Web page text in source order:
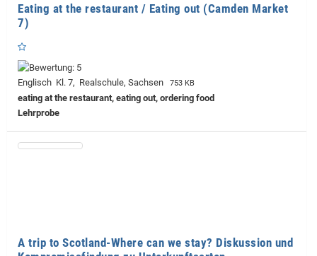
Eating at the restaurant / Eating out (Camden Market
7)
Englisch Kl. 7, Realschule, Sachsen 753 KB
eating at the restaurant, eating out, ordering food
Lehrprobe
A trip to Scotland-Where can we stay? Diskussion und